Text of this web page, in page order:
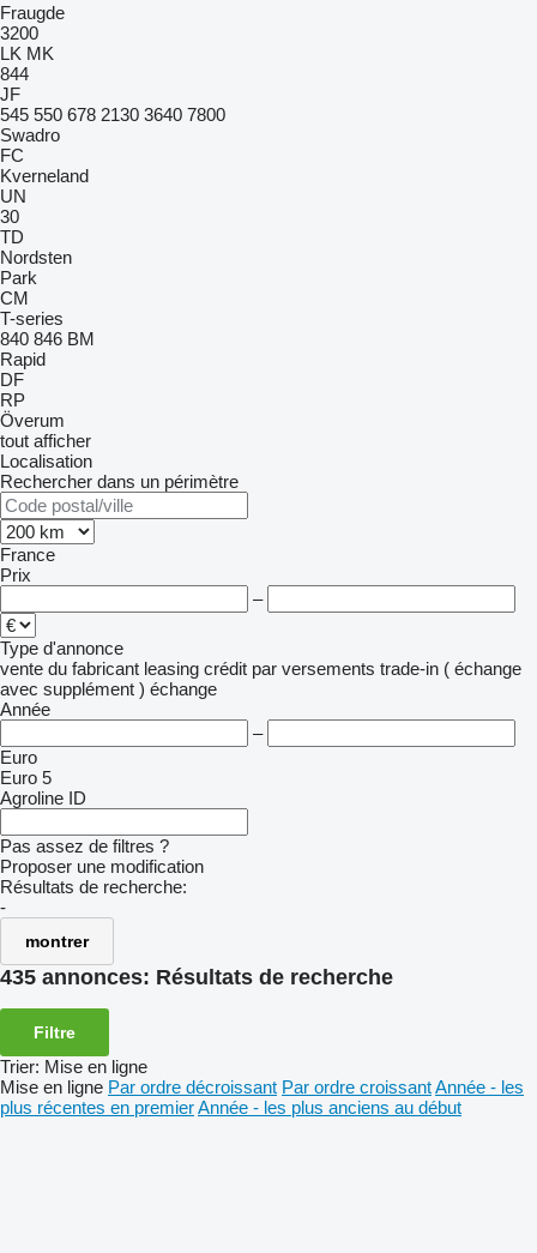
Fraugde
3200
LK MK
844
JF
545 550 678 2130 3640 7800
Swadro
FC
Kverneland
UN
30
TD
Nordsten
Park
CM
T-series
840 846 BM
Rapid
DF
RP
Överum
tout afficher
Localisation
Rechercher dans un périmètre
France
Prix
–
Type d'annonce
vente du fabricant leasing crédit par versements trade-in ( échange
avec supplément ) échange
Année
–
Euro
Euro 5
Agroline ID
Pas assez de filtres ?
Proposer une modification
Résultats de recherche:
-
montrer
435 annonces: Résultats de recherche
Filtre
Trier: Mise en ligne
Mise en ligne Par ordre décroissant Par ordre croissantAnnée - les
plus récentes en premierAnnée - les plus anciens au début